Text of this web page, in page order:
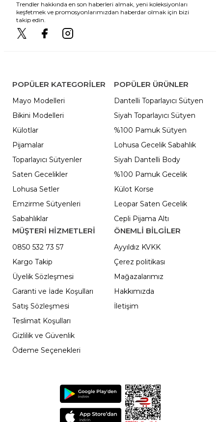
Trendler hakkında en son haberleri almak, yeni koleksiyonları
keşfetmek ve promosyonlarımızdan haberdar olmak için bizi
takip edin.
POPÜLER KATEGORILER
Mayo Modelleri
Bikini Modelleri
Külotlar
Pijamalar
Toparlayıcı Sütyenler
Saten Gecelikler
Lohusa Setler
Emzirme Sütyenleri
Sabahlıklar
POPÜLER ÜRÜNLER
Dantelli Toparlayıcı Sütyen
Siyah Toparlayıcı Sütyen
%100 Pamuk Sütyen
Lohusa Gecelik Sabahlık
Siyah Dantelli Body
%100 Pamuk Gecelik
Külot Korse
Leopar Saten Gecelik
Cepli Pijama Altı
MÜŞTERİ HİZMETLERİ
0850 532 73 57
Kargo Takip
Üyelik Sözleşmesi
Garanti ve İade Koşulları
Satış Sözleşmesi
Teslimat Koşulları
Gizlilik ve Güvenlik
Ödeme Seçenekleri
ÖNEMLI BILGILER
Ayyıldız KVKK
Çerez politikası
Mağazalarımız
Hakkımızda
İletişim